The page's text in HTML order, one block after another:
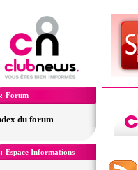
Forum
du forum
Espace Informations